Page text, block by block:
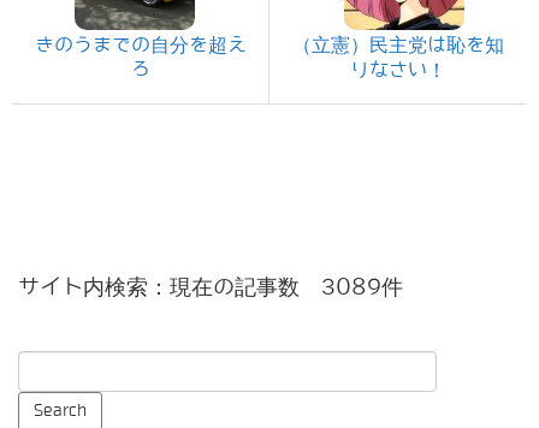
きのうまでの自分を超え
ろ
（立憲）民主党は恥を知
りなさい！
サイト内検索：現在の記事数 3089件